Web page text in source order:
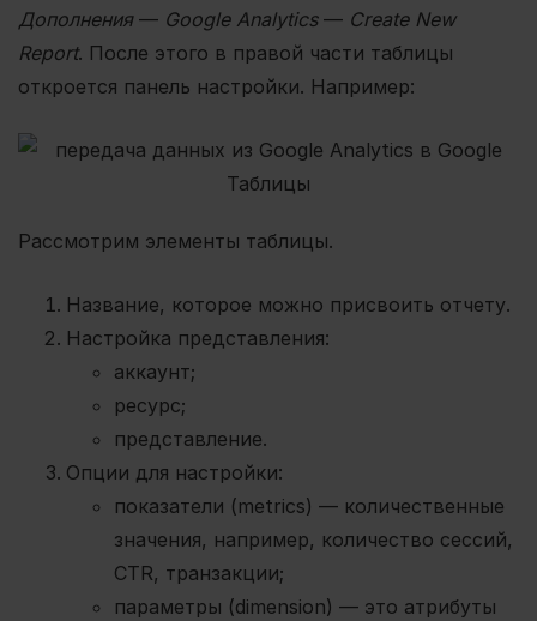
Дополнения— Google Analytics— Create New
Report. После этого в правой части таблицы
откроется панель настройки. Например:
Рассмотрим элементы таблицы.
Название, которое можно присвоить отчету.
Настройка представления:
аккаунт;
ресурс;
представление.
Опции для настройки:
показатели (metrics) — количественные
значения, например, количество сессий,
CTR, транзакции;
параметры (dimension) — это атрибуты